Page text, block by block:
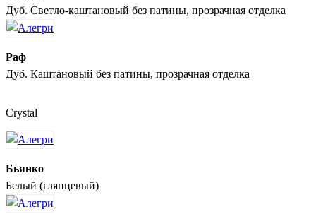
Дуб. Светло-каштановый без патины, прозрачная отделка
Раф
Дуб. Каштановый без патины, прозрачная отделка
Crystal
Бьянко
Белый (глянцевый)